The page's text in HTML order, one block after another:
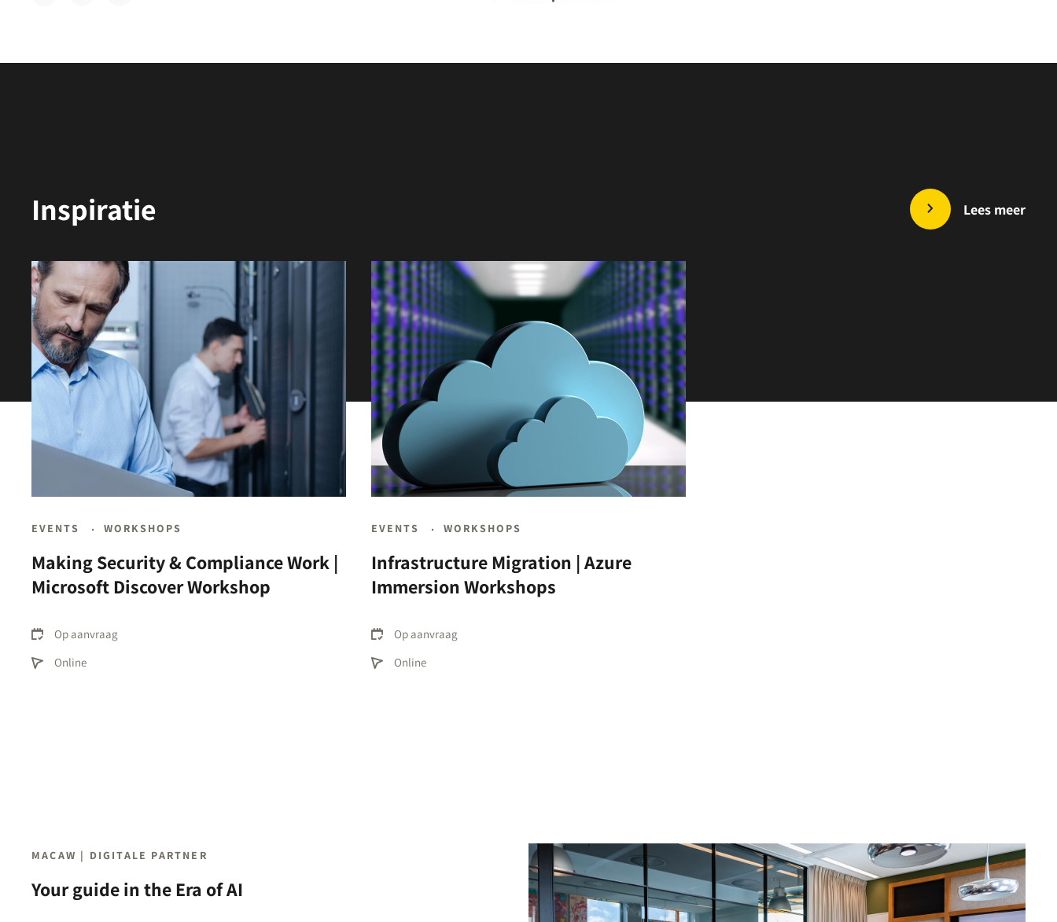
Inspiratie Lees meer
EVENTS WORKSHOPS
Making Security & Compliance Work |
Microsoft Discover Workshop
Op aanvraag
Online
EVENTS WORKSHOPS
Infrastructure Migration | Azure
Immersion Workshops
Op aanvraag
Online
MACAW | DIGITALE PARTNER
Your guide in the Era of AI